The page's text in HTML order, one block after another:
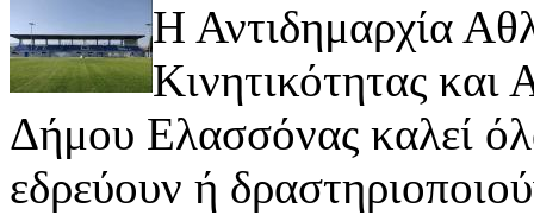
Η Αντιδημαρχία
Κινητικότητας
Δήμου Ελασσόνας καλεί
εδρεύουν ή